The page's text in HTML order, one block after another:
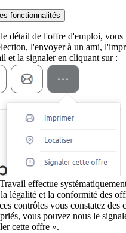
fonctionnalités
détail de l'offre d'emploi, vous
l'envoyer à un ami,
et la signaler en cliquant sur :
effectue
légalité et la conformité des
contrôles vous constatez des
vous pouvez nous le
cette offre ».